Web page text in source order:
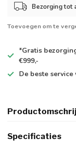
Bezorging tot
Toevoegen om te
*Gratis
€999,-
De beste service
Specificaties